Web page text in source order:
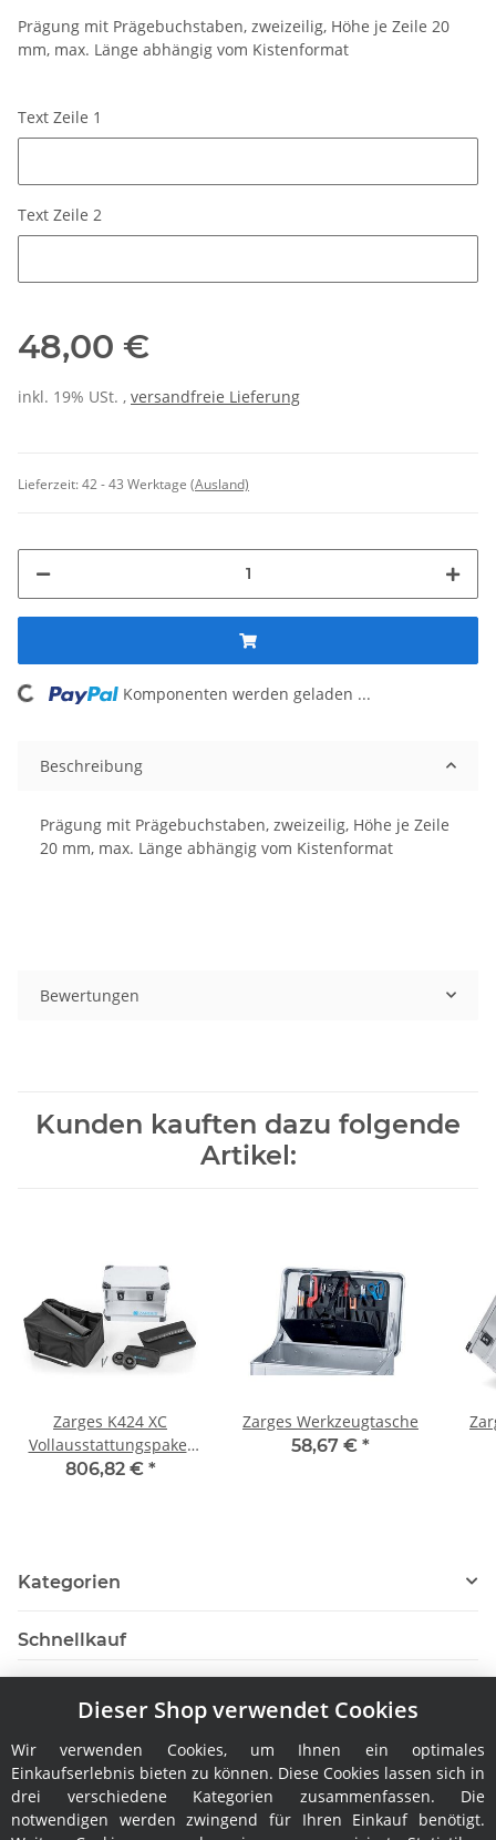
Prägung mit Prägebuchstaben, zweizeilig, Höhe je Zeile 20
mm, max. Länge abhängig vom Kistenformat
Text Zeile 1
Text Zeile 2
48,00 €
inkl. 19% USt. , versandfreie Lieferung
Lieferzeit:42 - 43 Werktage (Ausland)
Loading... Komponenten werden geladen ...
Beschreibung
Prägung mit Prägebuchstaben, zweizeilig, Höhe je Zeile
20 mm, max. Länge abhängig vom Kistenformat
Bewertungen
Kunden kauften dazu folgende
Artikel:
Zarges K424 XC
Vollausstattungspaket
(41817)
806,82 € *
Zarges Werkzeugtasche
58,67 € *
Kategorien
Schnellkauf
Hersteller
Dieser Shop verwendet Cookies
Wir verwenden Cookies, um Ihnen ein optimales
Einkaufserlebnis bieten zu können. Diese Cookies lassen sich in
drei verschiedene Kategorien zusammenfassen. Die
notwendigen werden zwingend für Ihren Einkauf benötigt.